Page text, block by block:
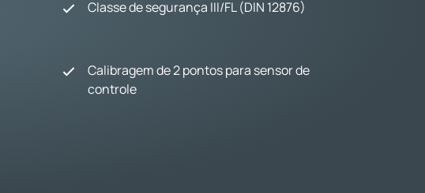
Classe de segurança III/FL (DIN 12876)
Calibragem de 2 pontos para sensor de
controle